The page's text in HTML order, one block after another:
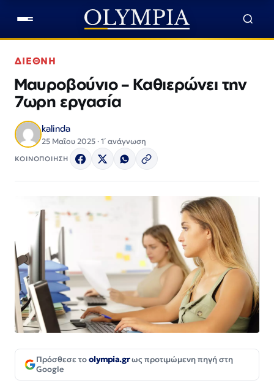
ΔΙΕΘΝΗ
Μαυροβούνιο – Καθιερώνει την
7ωρη εργασία
kalinda
25 Μαΐου 2025 · 1΄ ανάγνωση
ΚΟΙΝΟΠΟΙΗΣΗ
Πρόσθεσε τοolympia.grως προτιμώμενη πηγή στη
Google